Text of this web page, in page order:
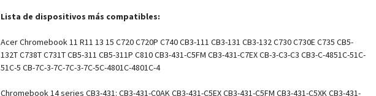
Lista de dispositivos más compatibles:
Acer Chromebook 11 R11 13 15 C720 C720P C740 CB3-111 CB3-131 CB3-132 C730 C730E C735 CB5-
132T C738T C731T CB5-311 CB5-311P C810 CB3-431-C5FM CB3-431-C7EX CB-3-C3-C3 CB3-C-4851C-51C-
51C-5 CB-7C-3-7C-7C-3-7C-5C-4801C-4801C-4
Chromebook 14 series CB3-431: CB3-431-C0AK CB3-431-C5EX CB3-431-C5FM CB3-431-C5XK CB3-431-